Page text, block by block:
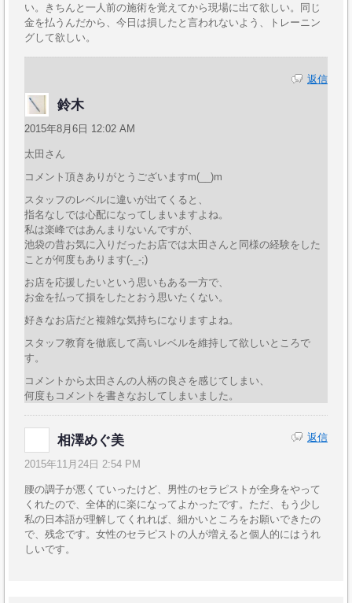
い。きちんと一人前の施術を覚えてから現場に出て欲しい。同じ
金を払うんだから、今日は損したと言われないよう、トレーニン
グして欲しい。
鈴木
2015年8月6日 12:02 AM
太田さん
コメント頂きありがとうございますm(__)m
スタッフのレベルに違いが出てくると、
指名なしでは心配になってしまいますよね。
私は楽峰ではあんまりないんですが、
池袋の昔お気に入りだったお店では太田さんと同様の経験をした
ことが何度もあります(-_-;)
お店を応援したいという思いもある一方で、
お金を払って損をしたとおう思いたくない。
好きなお店だと複雑な気持ちになりますよね。
スタッフ教育を徹底して高いレベルを維持して欲しいところで
す。
コメントから太田さんの人柄の良さを感じてしまい、
何度もコメントを書きなおしてしまいました。
返信
相澤めぐ美
2015年11月24日 2:54 PM
腰の調子が悪くていったけど、男性のセラピストが全身をやって
くれたので、全体的に楽になってよかったです。ただ、もう少し
私の日本語が理解してくれれば、細かいところをお願いできたの
で、残念です。女性のセラピストの人が増えると個人的にはうれ
しいです。
返信